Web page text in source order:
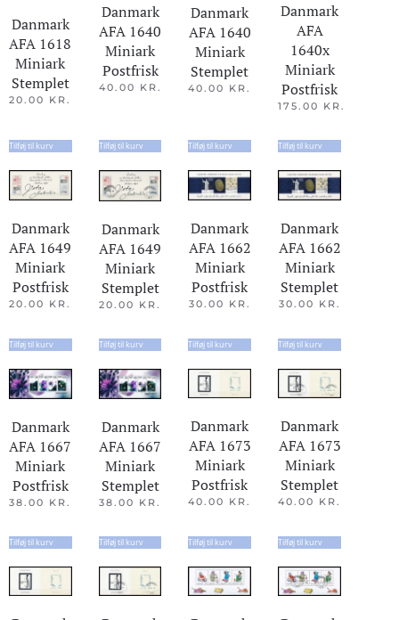
Danmark
AFA 1618
Miniark
Stemplet
20.00 KR.
Tilføj til kurv
Danmark
AFA 1640
Miniark
Postfrisk
40.00 KR.
Tilføj til kurv
Danmark
AFA 1640
Miniark
Stemplet
40.00 KR.
Tilføj til kurv
Danmark
AFA
1640x
Miniark
Postfrisk
175.00 KR.
Tilføj til kurv
Danmark
AFA 1649
Miniark
Postfrisk
20.00 KR.
Tilføj til kurv
Danmark
AFA 1649
Miniark
Stemplet
20.00 KR.
Tilføj til kurv
Danmark
AFA 1662
Miniark
Postfrisk
30.00 KR.
Tilføj til kurv
Danmark
AFA 1662
Miniark
Stemplet
30.00 KR.
Tilføj til kurv
Danmark
AFA 1667
Miniark
Postfrisk
38.00 KR.
Tilføj til kurv
Danmark
AFA 1667
Miniark
Stemplet
38.00 KR.
Tilføj til kurv
Danmark
AFA 1673
Miniark
Postfrisk
40.00 KR.
Tilføj til kurv
Danmark
AFA 1673
Miniark
Stemplet
40.00 KR.
Tilføj til kurv